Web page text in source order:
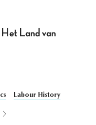
Het Land van
Labour History